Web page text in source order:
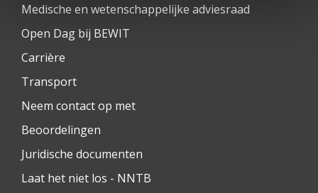
Medische en wetenschappelijke adviesraad
Open Dag bij BEWIT
Carrière
Transport
Neem contact op met
Beoordelingen
Juridische documenten
Laat het niet los - NNTB